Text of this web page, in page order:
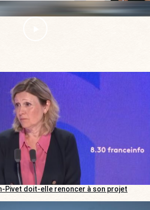
Pivet doit-elle renoncer à son projet